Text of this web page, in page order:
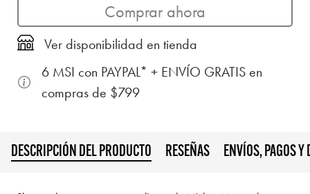
Comprar ahora
Ver disponibilidad en tienda
6 MSI con PAYPAL* + ENVÍO GRATIS en
compras de $799
DESCRIPCIÓN DEL PRODUCTO RESEÑAS ENVÍOS, PAGOS Y